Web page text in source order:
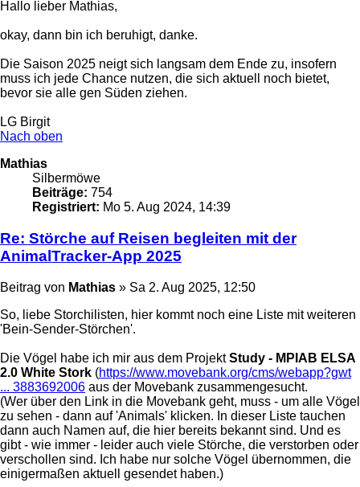
Hallo lieber Mathias,
okay, dann bin ich beruhigt, danke.
Die Saison 2025 neigt sich langsam dem Ende zu, insofern
muss ich jede Chance nutzen, die sich aktuell noch bietet,
bevor sie alle gen Süden ziehen.
LG Birgit
Nach oben
Mathias
Silbermöwe
Beiträge: 754
Registriert: Mo 5. Aug 2024, 14:39
Re: Störche auf Reisen begleiten mit der
AnimalTracker-App 2025
Beitrag von Mathias » Sa 2. Aug 2025, 12:50
So, liebe Storchilisten, hier kommt noch eine Liste mit weiteren
'Bein-Sender-Störchen'.
Die Vögel habe ich mir aus dem ProjektStudy - MPIAB ELSA
2.0 White Stork (https://www.movebank.org/cms/webapp?gwt
... 3883692006 aus der Movebank zusammengesucht.
(Wer über den Link in die Movebank geht, muss - um alle Vögel
zu sehen - dann auf 'Animals' klicken. In dieser Liste tauchen
dann auch Namen auf, die hier bereits bekannt sind. Und es
gibt - wie immer - leider auch viele Störche, die verstorben oder
verschollen sind. Ich habe nur solche Vögel übernommen, die
einigermaßen aktuell gesendet haben.)